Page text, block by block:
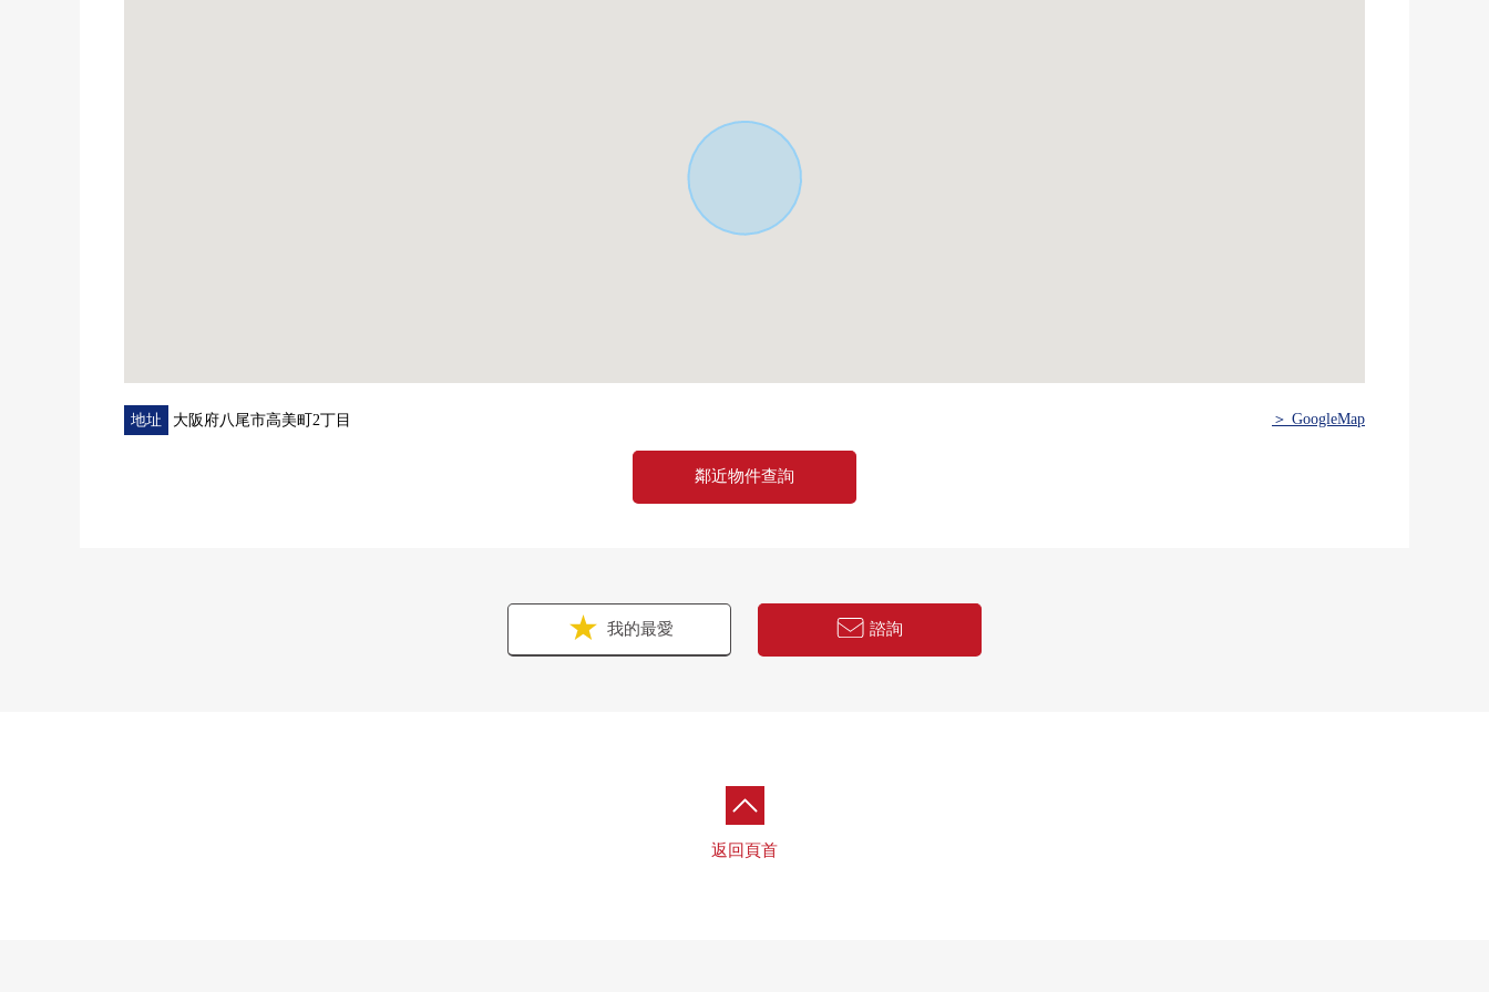
地址 大阪府八尾市高美町2丁目 ＞ GoogleMap
鄰近物件查詢
我的最愛 諮詢
返回頁首